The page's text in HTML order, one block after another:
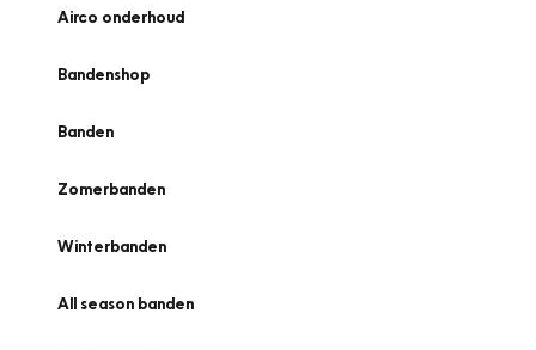
Airco onderhoud
Bandenshop
Banden
Zomerbanden
Winterbanden
All season banden